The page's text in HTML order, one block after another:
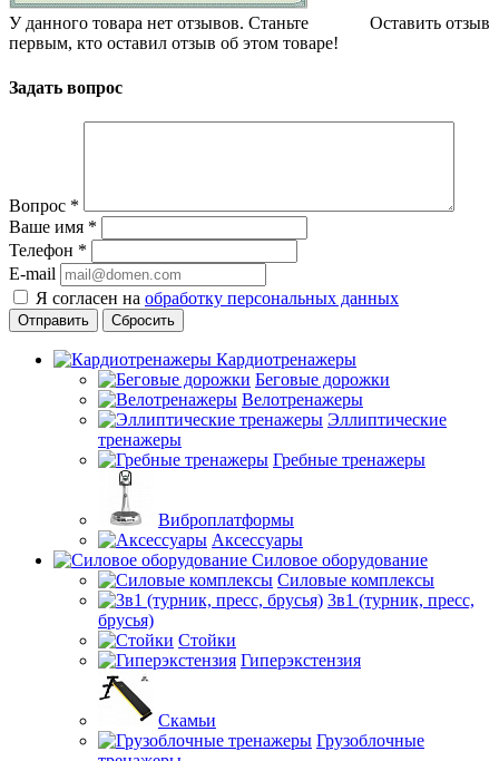
Оставить отзыв
У данного товара нет отзывов. Станьте
первым, кто оставил отзыв об этом товаре!
Задать вопрос
Вопрос *
Ваше имя *
Телефон *
E-mail
Я согласен на обработку персональных данных
Сбросить
Кардиотренажеры
Беговые дорожки
Велотренажеры
Эллиптические
тренажеры
Гребные тренажеры
Виброплатформы
Аксессуары
Силовое оборудование
Силовые комплексы
3в1 (турник, пресс,
брусья)
Стойки
Гиперэкстензия
Скамьи
Грузоблочные